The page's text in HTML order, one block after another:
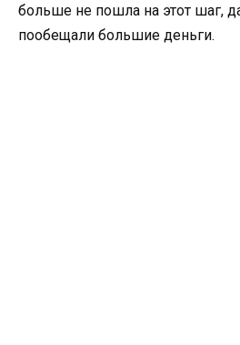
больше не пошла на этот шаг,
пообещали большие деньги.